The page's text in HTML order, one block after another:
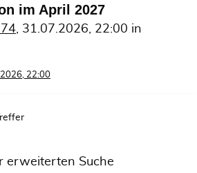
im April 2027
, 31.07.2026, 22:00 in
22:00
erweiterten Suche